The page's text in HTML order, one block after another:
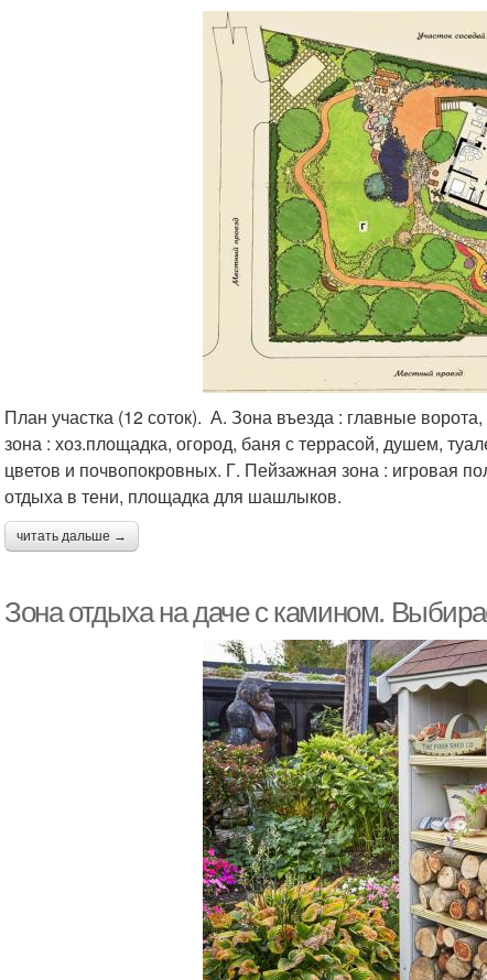
План участка (12 соток). А. Зона въезда : главные
зона : хоз.площадка, огород, баня с террасой, душем,
цветов и почвопокровных. Г. Пейзажная зона : игровая
отдыха в тени, площадка для шашлыков.
читать дальше →
Зона отдыха на даче с камином.